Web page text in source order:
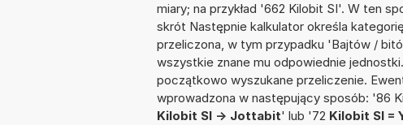
miary; na przykład '662 Kilobit SI'. W ten
skrót Następnie kalkulator określa
przeliczona, w tym przypadku 'Bajtów /
wszystkie znane mu odpowiednie
początkowo wyszukane przeliczenie.
wprowadzona w następujący sposób: '86
Kilobit SI -> Jottabit' lub '72 Kilobit SI =